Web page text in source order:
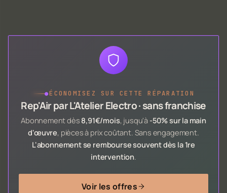
●ÉCONOMISEZ SUR CETTE RÉPARATION
Rep'Air par L'Atelier Electro · sans franchise
Abonnement dès 8,91€/mois, jusqu'à -50% sur la main
d'œuvre, pièces à prix coûtant. Sans engagement.
L'abonnement se rembourse souvent dès la 1re
intervention.
Voir les offres